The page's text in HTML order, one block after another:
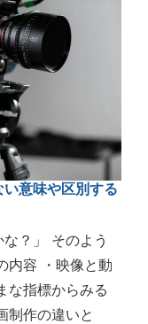
意味や区別する
？」 そのよう
内容 ・映像と動
な指標からみる
制作の違いと